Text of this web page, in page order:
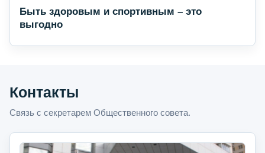
Быть здоровым и спортивным – это
выгодно
Контакты
Связь с секретарем Общественного совета.